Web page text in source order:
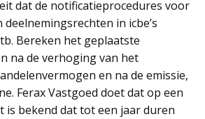
dat de notificatieprocedures voor
in icbe’s
Bereken het geplaatste
na de verhoging van het
en na de emissie,
Ferax Vastgoed doet dat op een
is bekend dat tot een jaar duren